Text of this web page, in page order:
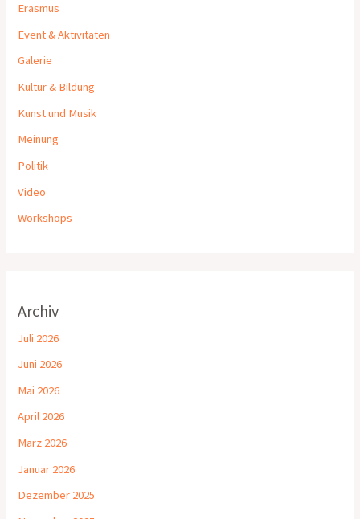
Erasmus
Event & Aktivitäten
Galerie
Kultur & Bildung
Kunst und Musik
Meinung
Politik
Video
Workshops
Archiv
Juli 2026
Juni 2026
Mai 2026
April 2026
März 2026
Januar 2026
Dezember 2025